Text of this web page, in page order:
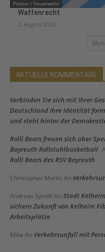
Polizei / Feuerwehr
Waffenrecht
2. August 2026
AKTUELLE KOMMENTARE
Verbinden Sie sich mit Ihrer
Deutschland Ihre Identität
und steht hinter der
Rolli Bears freuen sich über
Bayreuth Rollstuhlbasketball
Rolli Bears des RSV Bayreuth
Christopher Moritz An
Andreas Syroth An Stadt
sichern Zukunft von Kelheim
Arbeitsplätze
Mike An Verkehrsunfall mit